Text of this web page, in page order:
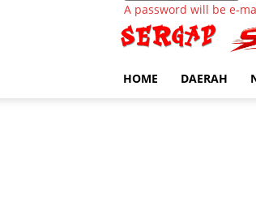
A password will be e-
HOME DAERAH